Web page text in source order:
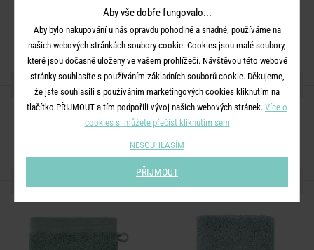
jemný program. Nebělit a nežehlit. Chemické čištění se
nedoporučuje.
SDÍLEJTE S PŘÁTELI
DALŠÍ PRODUKTY ZE SÉRIE
Aby vše dobře fungovalo...
Aby bylo nakupování u nás opravdu pohodlné a snadné, používáme na
našich webových stránkách soubory cookie. Cookies jsou malé soubory,
které jsou dočasně uloženy ve vašem prohlížeči. Návštěvou této webové
stránky souhlasíte s používáním základních souborů cookie. Děkujeme,
že jste souhlasili s používáním marketingových cookies kliknutím na
tlačítko PŘIJMOUT a tím podpořili vývoj našich webových stránek. Více o
cookies si můžete přečíst kliknutím sem
NESOUHLASÍM
PŘIJMOUT